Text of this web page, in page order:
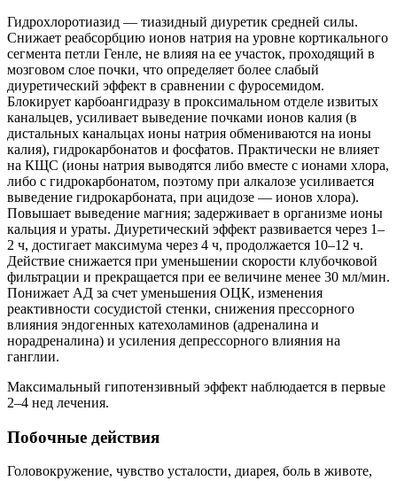
Гидрохлоротиазид — тиазидный диуретик средней силы.
Снижает реабсорбцию ионов натрия на уровне кортикального
сегмента петли Генле, не влияя на ее участок, проходящий в
мозговом слое почки, что определяет более слабый
диуретический эффект в сравнении с фуросемидом.
Блокирует карбоангидразу в проксимальном отделе извитых
канальцев, усиливает выведение почками ионов калия (в
дистальных канальцах ионы натрия обмениваются на ионы
калия), гидрокарбонатов и фосфатов. Практически не влияет
на КЩС (ионы натрия выводятся либо вместе с ионами хлора,
либо с гидрокарбонатом, поэтому при алкалозе усиливается
выведение гидрокарбоната, при ацидозе — ионов хлора).
Повышает выведение магния; задерживает в организме ионы
кальция и ураты. Диуретический эффект развивается через 1–
2 ч, достигает максимума через 4 ч, продолжается 10–12 ч.
Действие снижается при уменьшении скорости клубочковой
фильтрации и прекращается при ее величине менее 30 мл/мин.
Понижает АД за счет уменьшения ОЦК, изменения
реактивности сосудистой стенки, снижения прессорного
влияния эндогенных катехоламинов (адреналина и
норадреналина) и усиления депрессорного влияния на
ганглии.
Максимальный гипотензивный эффект наблюдается в первые
2–4 нед лечения.
Побочные действия
Головокружение, чувство усталости, диарея, боль в животе,